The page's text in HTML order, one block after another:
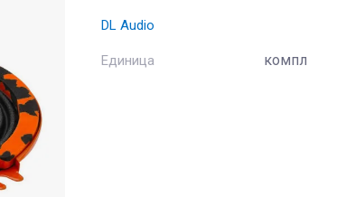
DL Audio
Единица компл